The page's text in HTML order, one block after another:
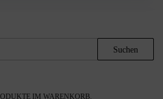
IM WARENKORB.